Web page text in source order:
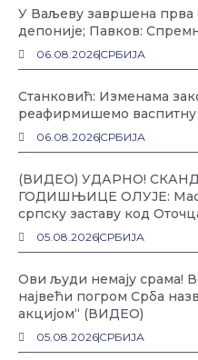
У Ваљеву завршена прва
депоније; Павков:
06.08.2026СРБИЈА
Станковић: Изменама
реафирмишемо васпитну
06.08.2026СРБИЈА
(ВИДЕО) УДАРНО!
ГОДИШЊИЦЕ ОЛУЈЕ:
српску заставу код
05.08.2026СРБИЈА
Ови људи немају срама!
највећи погром Срба
акцијом“ (ВИДЕО)
05.08.2026СРБИЈА